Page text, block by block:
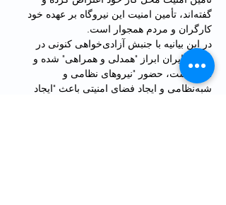
گفته‌اند، تأمین امنیت این نیروگاه بر عهده خود
کارگران و مردم همجوار است.
در این بیانیه با جنبش آزادی‌خواهی کنونی در
جامعه ایران ابراز "همدلی و همراهی" شده و
آمده است، حضور "نیروهای نظامی و
شبه‌نظامی و ایجاد فضای امنیتی باعث "ایجاد